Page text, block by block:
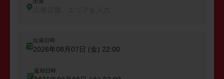
出発日時
2026年08月07日 (金) 22:00
返却日時